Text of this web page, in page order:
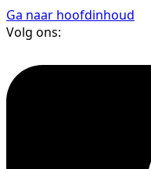
Ga naar hoofdinhoud
Volg ons: